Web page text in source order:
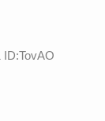
ID:TovAO